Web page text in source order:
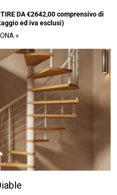
DA €2642,00 comprensivo di
ed iva esclusi)
»